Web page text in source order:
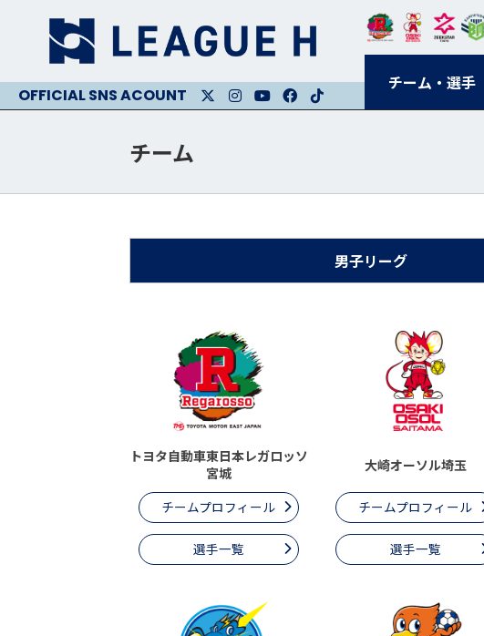
チーム・選手
東日
本レ
ガロ
オー
ソル
埼玉
クス
ター
東京
チーム
男子リーグ
トヨタ自動車東日本レガロッソ
宮城
チームプロフィール
選手一覧
大崎オーソル埼玉
チームプロフィール
選手一覧